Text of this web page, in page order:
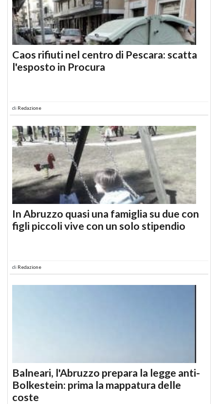
Caos rifiuti nel centro di Pescara: scatta
l'esposto in Procura
di Redazione
In Abruzzo quasi una famiglia su due con
figli piccoli vive con un solo stipendio
di Redazione
Balneari, l'Abruzzo prepara la legge anti-
Bolkestein: prima la mappatura delle
coste